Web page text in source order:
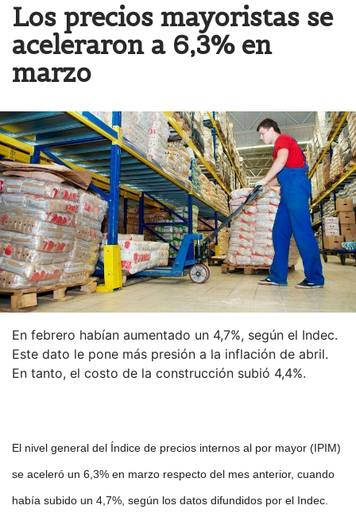
Los precios mayoristas se
aceleraron a 6,3% en
marzo
En febrero habían aumentado un 4,7%, según el Indec.
Este dato le pone más presión a la inflación de abril.
En tanto, el costo de la construcción subió 4,4%.
El nivel general del Índice de precios internos al por mayor (IPIM)
se aceleró un 6,3% en marzo respecto del mes anterior, cuando
había subido un 4,7%, según los datos difundidos por el Indec.